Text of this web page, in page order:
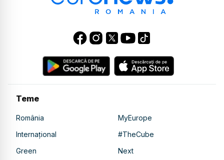
Teme
România
MyEurope
Internațional
#TheCube
Green
Next